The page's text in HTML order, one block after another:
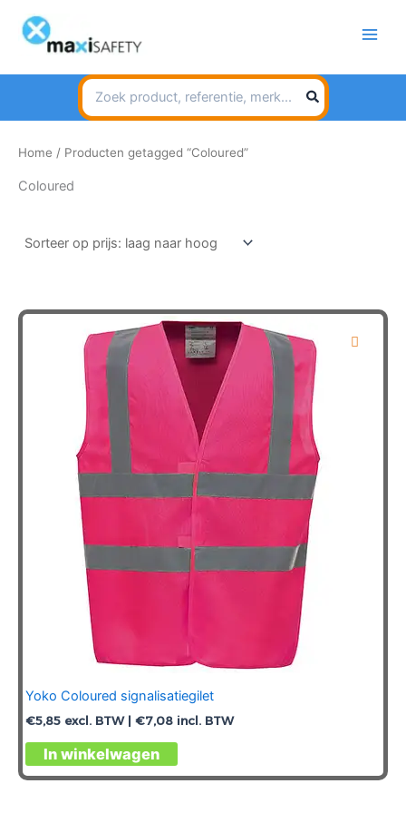
naar
inhoud
Search
for:
Home / Producten getagged “Coloured”
Coloured
Yoko Coloured signalisatiegilet
€5,85 excl. BTW | €7,08 incl. BTW
In winkelwagen
Dit
product